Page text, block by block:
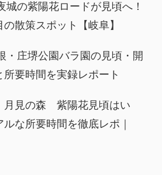
城の紫陽花ロードが見頃へ！
散策スポット【岐阜】
・庄堺公園バラ園の見頃・開
要時間を実録レポート
月見の森 紫陽花見頃はい
な所要時間を徹底レポ｜